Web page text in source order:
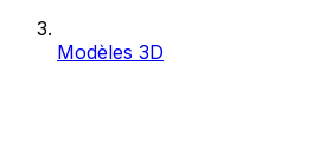
Modèles 3D